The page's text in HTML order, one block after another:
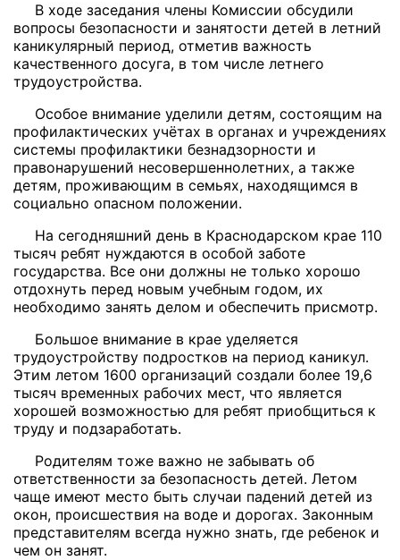
В ходе заседания члены Комиссии обсудили
вопросы безопасности и занятости детей в летний
каникулярный период, отметив важность
качественного досуга, в том числе летнего
трудоустройства.
Особое внимание уделили детям, состоящим на
профилактических учётах в органах и учреждениях
системы профилактики безнадзорности и
правонарушений несовершеннолетних, а также
детям, проживающим в семьях, находящимся в
социально опасном положении.
На сегодняшний день в Краснодарском крае 110
тысяч ребят нуждаются в особой заботе
государства. Все они должны не только хорошо
отдохнуть перед новым учебным годом, их
необходимо занять делом и обеспечить присмотр.
Большое внимание в крае уделяется
трудоустройству подростков на период каникул.
Этим летом 1600 организаций создали более 19,6
тысяч временных рабочих мест, что является
хорошей возможностью для ребят приобщиться к
труду и подзаработать.
Родителям тоже важно не забывать об
ответственности за безопасность детей. Летом
чаще имеют место быть случаи падений детей из
окон, происшествия на воде и дорогах. Законным
представителям всегда нужно знать, где ребенок и
чем он занят.